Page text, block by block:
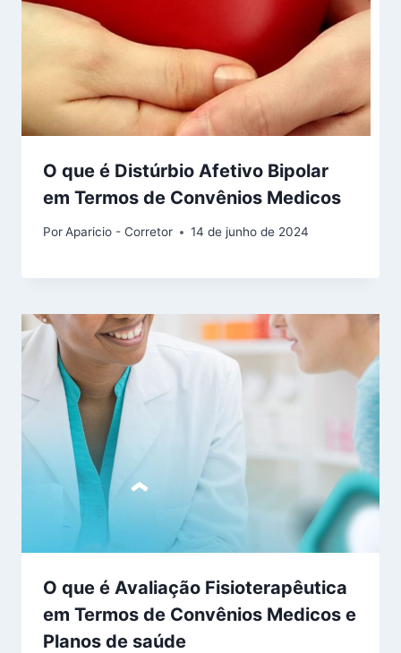
O que é Distúrbio Afetivo Bipolar
em Termos de Convênios Medicos
PorAparicio - Corretor 14 de junho de 2024
O que é Avaliação Fisioterapêutica
em Termos de Convênios Medicos e
Planos de saúde